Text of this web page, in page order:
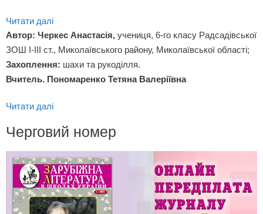
Читати далі
Автор: Черкес Анастасія, учениця, 6-го класу Радсадівської
ЗОШ І-ІІІ ст., Миколаївського району, Миколаївської області;
Захоплення: шахи та рукоділля.
Вчитель. Пономаренко Тетяна Валеріївна
Читати далі
Черговий номер